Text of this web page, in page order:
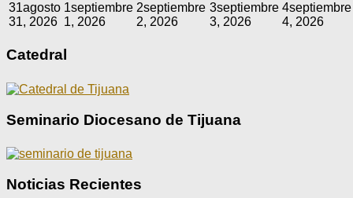
31agosto
31, 2026
1septiembre
1, 2026
2septiembre
2, 2026
3septiembre
3, 2026
4septiembre
4, 2026
Catedral
Seminario Diocesano de Tijuana
Noticias Recientes